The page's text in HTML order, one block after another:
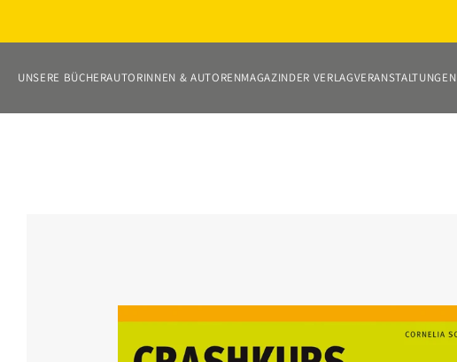
UNSERE BÜCHERAUTORINNEN & AUTORENMAGAZINDER VERLAGVERANSTALTUNGEN